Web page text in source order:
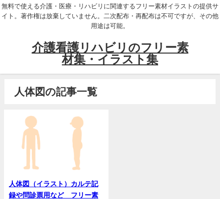
無料で使える介護・医療・リハビリに関連するフリー素材イラストの提供サ
イト。著作権は放棄していません。二次配布・再配布は不可ですが、その他
用途は可能。
介護看護リハビリのフリー素
材集・イラスト集
人体図の記事一覧
人体図（イラスト）カルテ記
録や問診票用など フリー素